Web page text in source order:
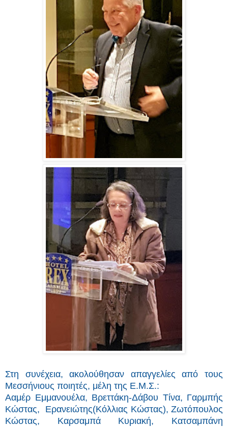
Στη συνέχεια, ακολούθησαν απαγγελίες από τους
Μεσσήνιους ποιητές, μέλη της Ε.Μ.Σ.:
Ααμέρ Εμμανουέλα, Βρεττάκη-Δάβου Τίνα, Γαρμπής
Κώστας, Ερανειώτης(Κόλλιας Κώστας), Ζωτόπουλος
Κώστας, Καρσαμπά Κυριακή, Κατσαμπάνη